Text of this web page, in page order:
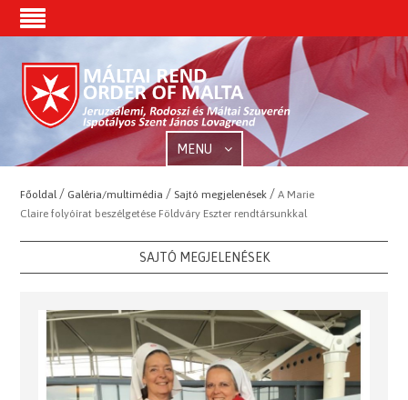
MENU
Főoldal / Galéria/multimédia / Sajtó megjelenések /A Marie
Claire folyóírat beszélgetése Földváry Eszter rendtársunkkal
SAJTÓ MEGJELENÉSEK